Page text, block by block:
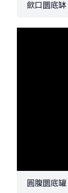
歛口圜底缽
圓腹圜底罐